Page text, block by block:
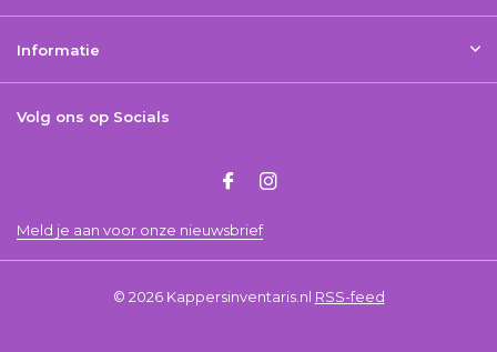
Informatie
Volg ons op Socials
Meld je aan voor onze nieuwsbrief
© 2026 Kappersinventaris.nl RSS-feed